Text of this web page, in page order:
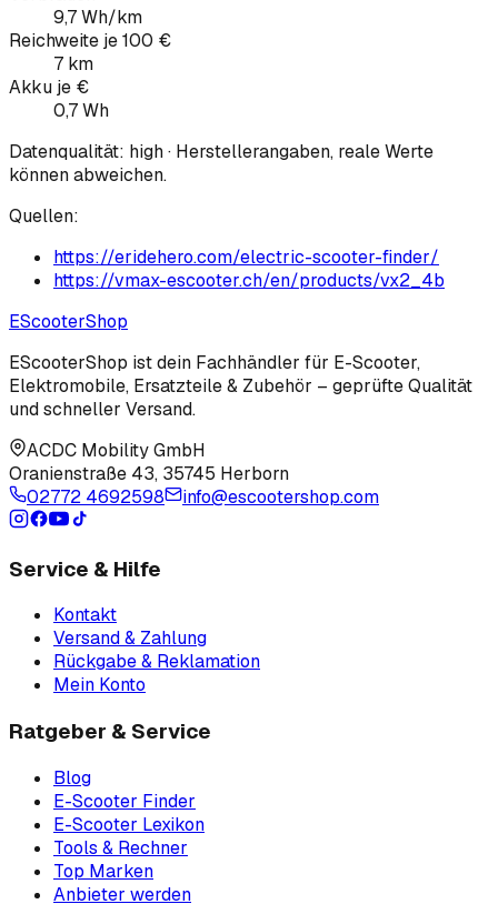
9,7 Wh/km
Reichweite je 100 €
7 km
Akku je €
0,7 Wh
Datenqualität: high· Herstellerangaben, reale Werte
können abweichen.
Quellen:
https://eridehero.com/electric-scooter-finder/
https://vmax-escooter.ch/en/products/vx2_4b
EScooterShop
EScooterShop ist dein Fachhändler für E-Scooter,
Elektromobile, Ersatzteile & Zubehör – geprüfte Qualität
und schneller Versand.
ACDC Mobility GmbH
Oranienstraße 43, 35745 Herborn
02772 4692598
info@escootershop.com
Service & Hilfe
Kontakt
Versand & Zahlung
Rückgabe & Reklamation
Mein Konto
Ratgeber & Service
Blog
E-Scooter Finder
E-Scooter Lexikon
Tools & Rechner
Top Marken
Anbieter werden